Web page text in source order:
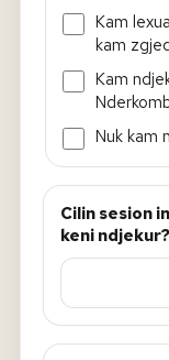
Kam
kam
Kam
Nuk kam
Cilin sesion
keni ndjekur?